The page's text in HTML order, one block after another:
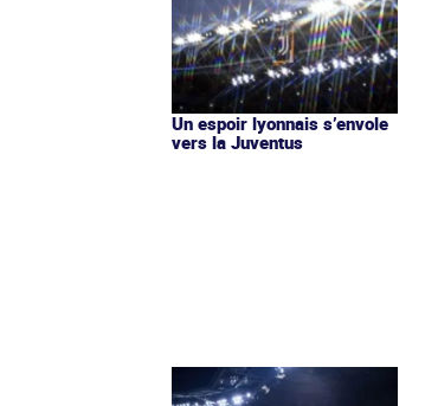
Un espoir lyonnais s’envole
vers la Juventus